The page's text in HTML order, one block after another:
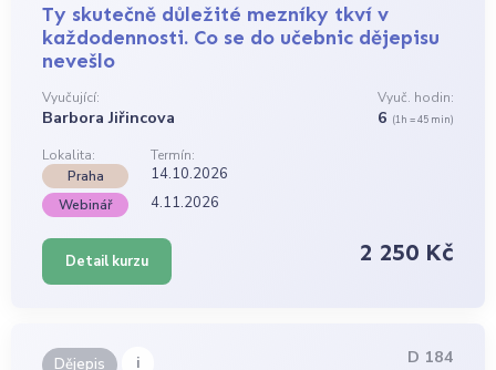
Ty skutečně důležité mezníky tkví v
každodennosti. Co se do učebnic dějepisu
nevešlo
Vyučující:
Barbora Jiřincova
Vyuč. hodin:
6 (1h = 45 min)
Lokalita:
Termín:
Praha
14.10.2026
Webinář 4.11.2026
Detail kurzu 2 250 Kč
Dějepis i D 184